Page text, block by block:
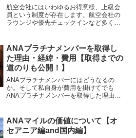
航空会社にはいわゆるお得意様、上級会
員という制度が存在します。航空会社の
ラウンジや優先チェックインなど多くの
メンバーになる方法と切っても切れない
関係のプレミアムポイントについて解説
します。
ANAプラチナメンバーを取得し
た理由・経緯・費用【取得までの
道のりも公開！】
ANAプラチナメンバーにはどうなるの
か。そして私自身が費用を掛けてでも
ANAプラチナメンバーを取得した理由と
ANAマイルの価値について【オ
セアニア編and国内編】